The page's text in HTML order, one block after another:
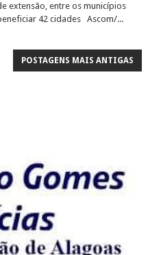
extensão, entre os municípios
42 cidades Ascom/...
POSTAGENS MAIS ANTIGAS